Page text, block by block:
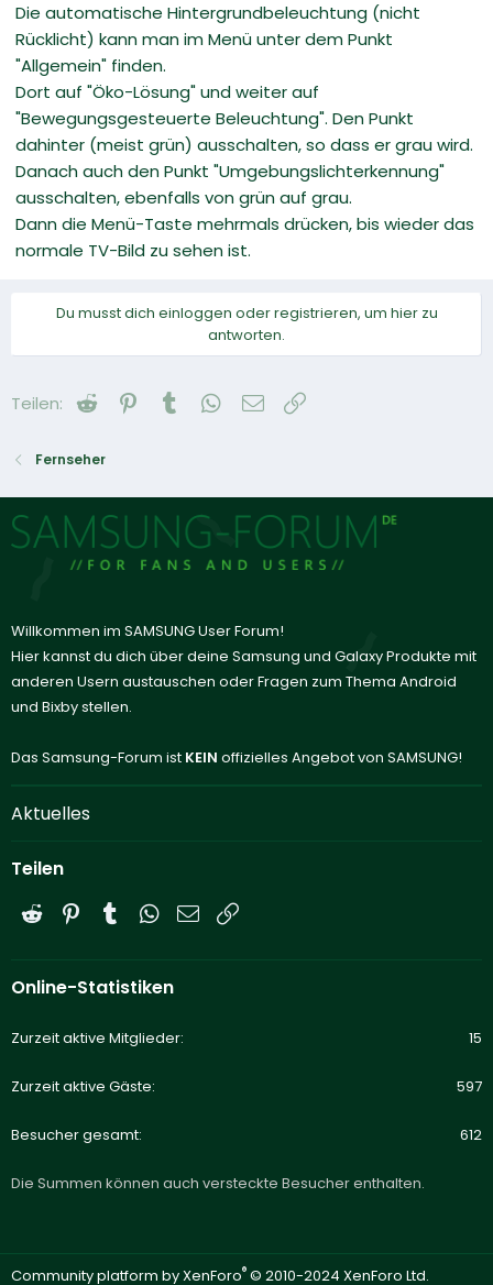
Die automatische Hintergrundbeleuchtung (nicht
Rücklicht) kann man im Menü unter dem Punkt
"Allgemein" finden.
Dort auf "Öko-Lösung" und weiter auf
"Bewegungsgesteuerte Beleuchtung". Den Punkt
dahinter (meist grün) ausschalten, so dass er grau wird.
Danach auch den Punkt "Umgebungslichterkennung"
ausschalten, ebenfalls von grün auf grau.
Dann die Menü-Taste mehrmals drücken, bis wieder das
normale TV-Bild zu sehen ist.
Du musst dich einloggen oder registrieren, um hier zu
antworten.
Teilen: Reddit Pinterest
Tumblr WhatsApp
E-Mail
Fernseher
Willkommen im SAMSUNG User Forum!
Hier kannst du dich über deine Samsung und Galaxy Produkte mit
anderen Usern austauschen oder Fragen zum Thema Android
und Bixby stellen.
Das Samsung-Forum ist KEIN offizielles Angebot von SAMSUNG!
Aktuelles
Teilen
Reddit PinterestTumblrWhatsApp
E-Mail
Online-Statistiken
Zurzeit aktive Mitglieder 15
Zurzeit aktive Gäste 597
Besucher gesamt 612
Die Summen können auch versteckte Besucher enthalten.
Community platform by XenForo® © 2010-2024 XenForo Ltd.